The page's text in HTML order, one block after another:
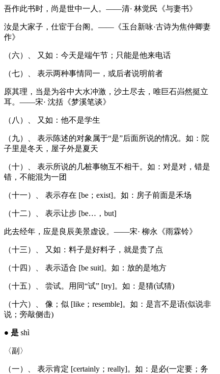
吾作此书时，尚是世中一人。——清· 林觉民《与妻书》
汝是大家子，仕宦于台阁。——《玉台新咏·古诗为焦仲卿妻
作》
（六）、 又如：今天是端午节；只能是他来电话
（七）、 表示两种事情同一，或后者说明前者
原其理，当是为谷中大水冲激，沙土尽去，唯巨石岿然挺立
耳。——宋· 沈括《梦溪笔谈》
（八）、 又如：他不是学生
（九）、 表示陈述的对象属于“是”后面所说的情况。如：院
子里是冬天，屋子外是夏天
（十）、 表示所说的几桩事物互不相干。如：对是对，错是
错，不能混为一团
（十一）、 表示存在 [be；exist]。如：房子前面是禾场
（十二）、 表示让步 [be…，but]
此去经年，应是良辰美景虚设。——宋· 柳永《雨霖铃》
（十三）、 又如：料子是好料子，就是贵了点
（十四）、 表示适合 [be suit]。如：放的是地方
（十五）、 尝试。用同“试” [try]。如：是猜(试猜)
（十六）、 像；似 [like；resemble]。如：是言不是语(似说非
说；旁敲侧击)
● 是 shì
〈副〉
（一）、 表示肯定 [certainly；really]。如：是必(一定要；务